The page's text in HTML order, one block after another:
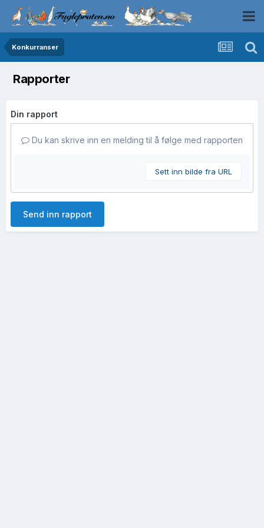
Konkurranser
Rapporter
Din rapport
Du kan skrive inn en melding til å følge med rapporten
Sett inn bilde fra URL
Send inn rapport